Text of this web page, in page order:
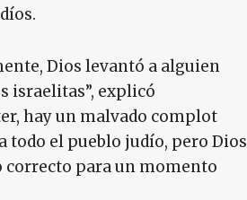
Dios levantó a alguien
israelitas”, explicó
hay un malvado complot
el pueblo judío, pero Dios
correcto para un momento